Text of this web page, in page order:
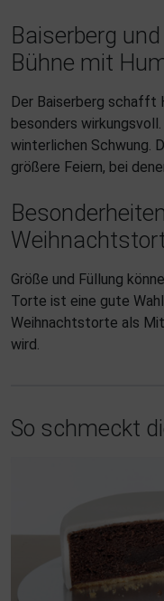
Baiserberg
Bühne mit
Der Baiserberg schafft
besonders
winterlichen Schwung.
größere Feiern, bei
Größe und Füllung
Torte ist eine gute
Weihnachtstorte als
wird.
So schmeckt